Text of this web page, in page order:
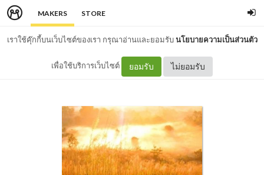
MAKERS STORE
เราใช้คุ๊กกี้บนเว็บไซต์ของเรา กรุณาอ่านและยอมรับนโยบายความเป็นส่วนตัว
เพื่อใช้บริการเว็บไซต์ ยอมรับ ไม่ยอมรับ